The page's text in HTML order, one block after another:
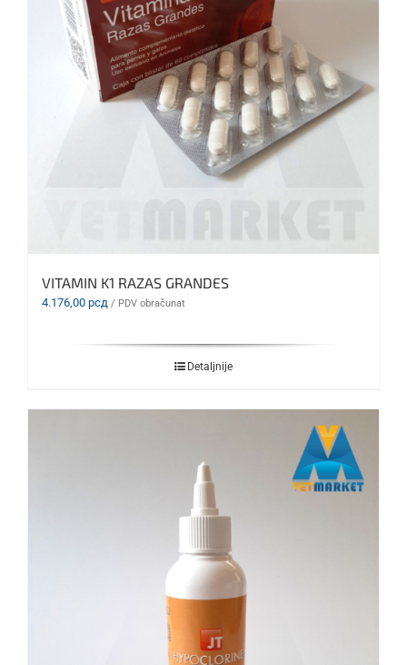
VITAMIN K1 RAZAS GRANDES
4.176,00 рсд / PDV obračunat
Detaljnije